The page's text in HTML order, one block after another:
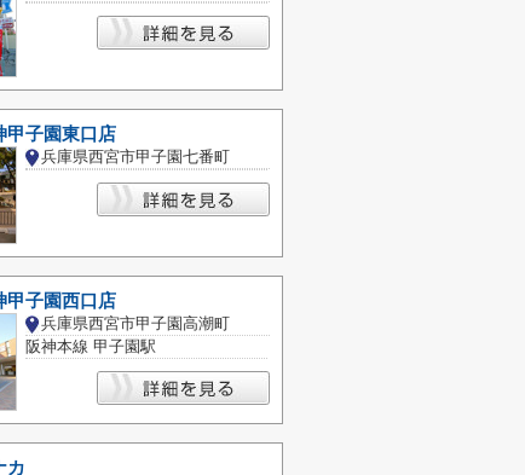
甲子園東口店
兵庫県西宮市甲子園七番町
甲子園西口店
兵庫県西宮市甲子園高潮町
阪神本線 甲子園駅
カ